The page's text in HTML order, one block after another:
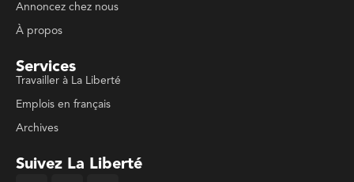
Annoncez chez nous
À propos
Services
Travailler à La Liberté
Emplois en français
Archives
Suivez La Liberté